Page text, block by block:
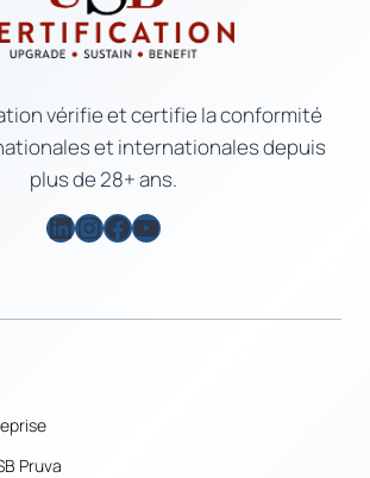
vérifie et certifie la conformité
et internationales depuis
plus de 28+ ans.
LinkedIn
Instagram
Facebook
YouTube
Pruva